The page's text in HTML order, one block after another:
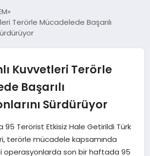
Terörle Mücadelede Başarılı
Kuvvetleri Terörle
Başarılı
Sürdürüyor
95 Terörist Etkisiz Hale Getirildi Türk
terörle mücadele kapsamında
operasyonlarda son bir haftada 95